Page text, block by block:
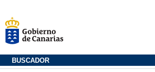
BUSCADOR